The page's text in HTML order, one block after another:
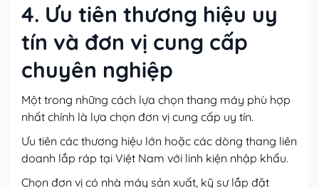
4. Ưu tiên thương hiệu uy
tín và đơn vị cung cấp
chuyên nghiệp
Một trong những cách lựa chọn thang máy phù hợp
nhất chính là lựa chọn đơn vị cung cấp uy tín.
Ưu tiên các thương hiệu lớn hoặc các dòng thang liên
doanh lắp ráp tại Việt Nam với linh kiện nhập khẩu.
Chọn đơn vị có nhà máy sản xuất, kỹ sư lắp đặt